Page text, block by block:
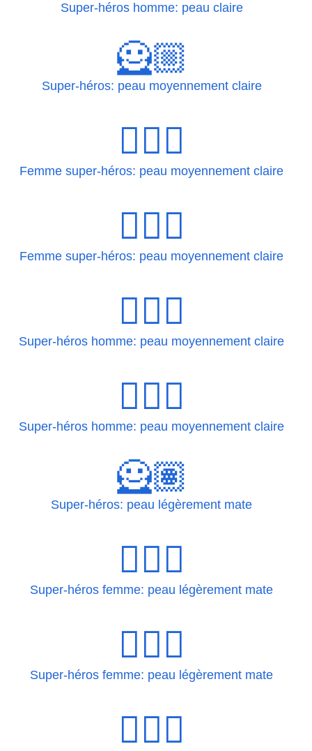
Super-héros homme: peau claire
🦸🏼
Super-héros: peau moyennement claire
🦸🏼‍♀
Femme super-héros: peau moyennement claire
🦸🏼‍♀️
Femme super-héros: peau moyennement claire
🦸🏼‍♂
Super-héros homme: peau moyennement claire
🦸🏼‍♂️
Super-héros homme: peau moyennement claire
🦸🏽
Super-héros: peau légèrement mate
🦸🏽‍♀
Super-héros femme: peau légèrement mate
🦸🏽‍♀️
Super-héros femme: peau légèrement mate
🦸🏽‍♂